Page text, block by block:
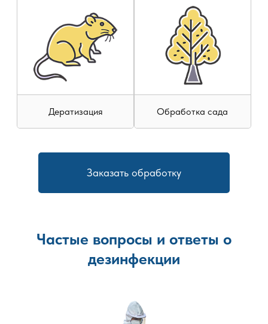
Дератизация Обработка сада
Заказать обработку
Частые вопросы и ответы о
дезинфекции